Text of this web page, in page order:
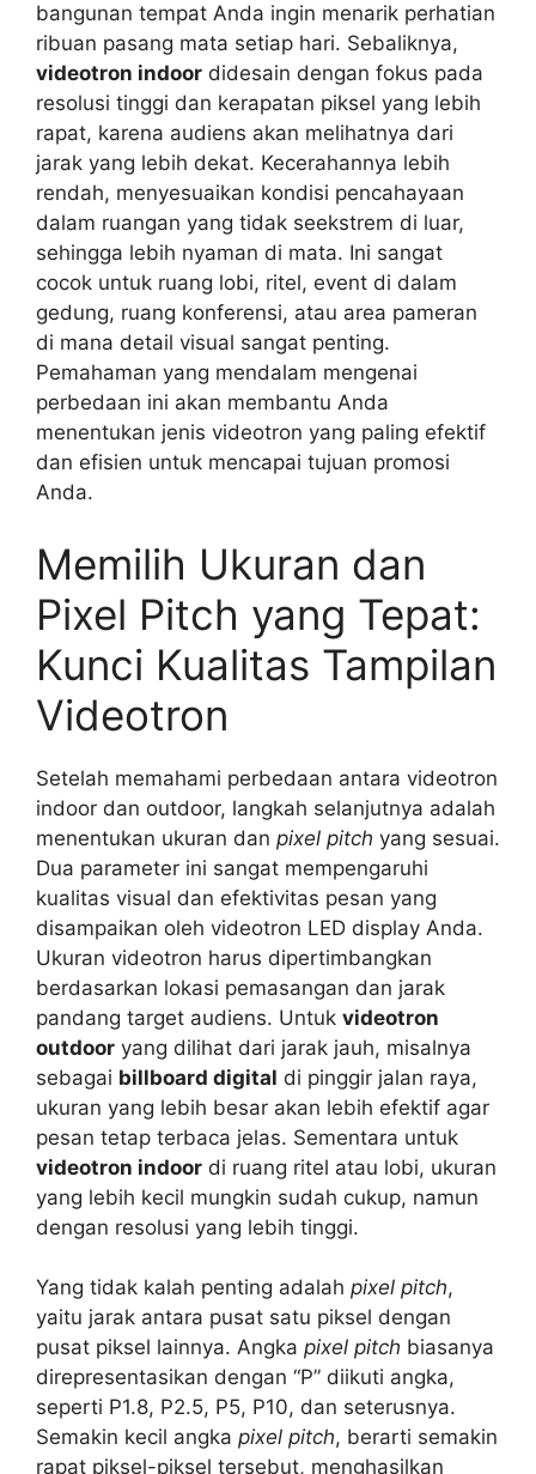
bangunan tempat Anda ingin menarik perhatian
ribuan pasang mata setiap hari. Sebaliknya,
videotron indoor didesain dengan fokus pada
resolusi tinggi dan kerapatan piksel yang lebih
rapat, karena audiens akan melihatnya dari
jarak yang lebih dekat. Kecerahannya lebih
rendah, menyesuaikan kondisi pencahayaan
dalam ruangan yang tidak seekstrem di luar,
sehingga lebih nyaman di mata. Ini sangat
cocok untuk ruang lobi, ritel, event di dalam
gedung, ruang konferensi, atau area pameran
di mana detail visual sangat penting.
Pemahaman yang mendalam mengenai
perbedaan ini akan membantu Anda
menentukan jenis videotron yang paling efektif
dan efisien untuk mencapai tujuan promosi
Anda.
Memilih Ukuran dan
Pixel Pitch yang Tepat:
Kunci Kualitas Tampilan
Videotron
Setelah memahami perbedaan antara videotron
indoor dan outdoor, langkah selanjutnya adalah
menentukan ukuran dan pixel pitch yang sesuai.
Dua parameter ini sangat mempengaruhi
kualitas visual dan efektivitas pesan yang
disampaikan oleh videotron LED display Anda.
Ukuran videotron harus dipertimbangkan
berdasarkan lokasi pemasangan dan jarak
pandang target audiens. Untuk videotron
outdoor yang dilihat dari jarak jauh, misalnya
sebagai billboard digital di pinggir jalan raya,
ukuran yang lebih besar akan lebih efektif agar
pesan tetap terbaca jelas. Sementara untuk
videotron indoor di ruang ritel atau lobi, ukuran
yang lebih kecil mungkin sudah cukup, namun
dengan resolusi yang lebih tinggi.
Yang tidak kalah penting adalah pixel pitch,
yaitu jarak antara pusat satu piksel dengan
pusat piksel lainnya. Angka pixel pitch biasanya
direpresentasikan dengan “P” diikuti angka,
seperti P1.8, P2.5, P5, P10, dan seterusnya.
Semakin kecil angka pixel pitch, berarti semakin
rapat piksel-piksel tersebut, menghasilkan